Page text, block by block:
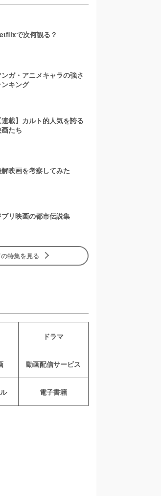
で次何観る？
ンガ・アニメキャラの強さ
ンキング
連載】カルト的人気を誇る
たち
映画を考察してみた
ブリ映画の都市伝説集
特集を見る
ドラマ
動画配信サービス
電子書籍